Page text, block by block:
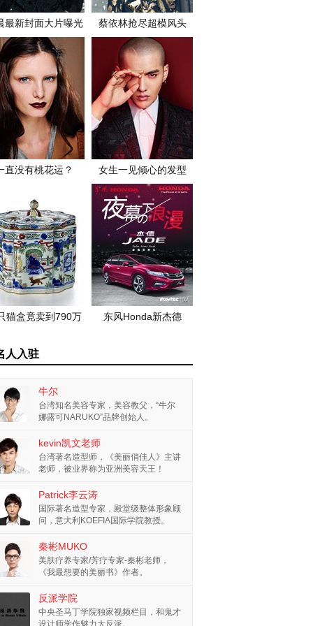
最新封面大片曝光 蔡依林抢尽超模风头
直没有桃花运？ 女生一见倾心的发型
猫盒竟卖到790万 东风Honda新杰德
人入驻
牛尔
台湾知名美容专家，美容教父，“牛尔
娜露可NARUKO”品牌创始人。
kevin凯文老师
台湾著名造型师，《美丽俏佳人》主讲
老师，被业界称为亚洲美容天王！
Patrick李云涛
国际著名造型专家，殿堂级整体形象顾
问，意大利KOEFIA国际学院教授。
秦彬MUKO
美肤疗养专家/芳疗专家-秦彬老师，
《我最想要的美丽书》作者。
反派学院
中央圣马丁学院独家视频栏目，和鬼才
设计师学作魅力大反派。